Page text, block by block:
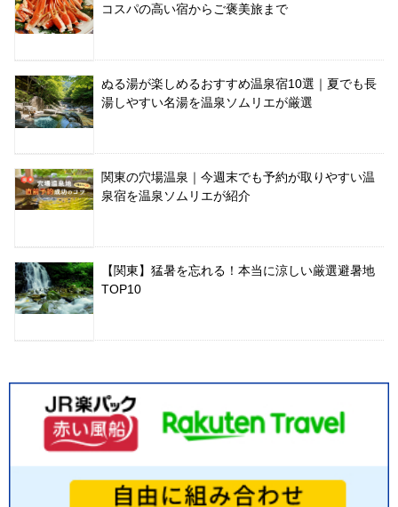
コスパの高い宿からご褒美旅まで
ぬる湯が楽しめるおすすめ温泉宿10選｜夏でも長
湯しやすい名湯を温泉ソムリエが厳選
関東の穴場温泉｜今週末でも予約が取りやすい温
泉宿を温泉ソムリエが紹介
【関東】猛暑を忘れる！本当に涼しい厳選避暑地
TOP10